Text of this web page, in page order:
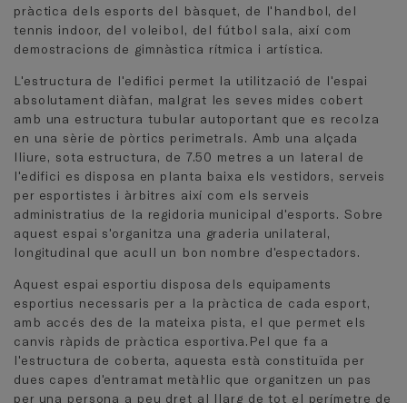
pràctica dels esports del bàsquet, de l'handbol, del
tennis indoor, del voleibol, del fútbol sala, així com
demostracions de gimnàstica rítmica i artística.
L'estructura de l'edifici permet la utilització de l'espai
absolutament diàfan, malgrat les seves mides cobert
amb una estructura tubular autoportant que es recolza
en una sèrie de pòrtics perimetrals. Amb una alçada
lliure, sota estructura, de 7.50 metres a un lateral de
l'edifici es disposa en planta baixa els vestidors, serveis
per esportistes i àrbitres així com els serveis
administratius de la regidoria municipal d'esports. Sobre
aquest espai s'organitza una graderia unilateral,
longitudinal que acull un bon nombre d'espectadors.
Aquest espai esportiu disposa dels equipaments
esportius necessaris per a la pràctica de cada esport,
amb accés des de la mateixa pista, el que permet els
canvis ràpids de pràctica esportiva.Pel que fa a
l'estructura de coberta, aquesta està constituïda per
dues capes d'entramat metàl·lic que organitzen un pas
per una persona a peu dret al llarg de tot el perímetre de